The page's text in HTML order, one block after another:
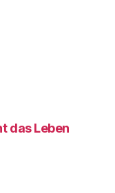
das Leben